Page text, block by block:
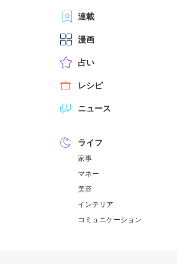
連載
漫画
占い
レシピ
ニュース
ライフ
家事
マネー
美容
インテリア
コミュニケーション